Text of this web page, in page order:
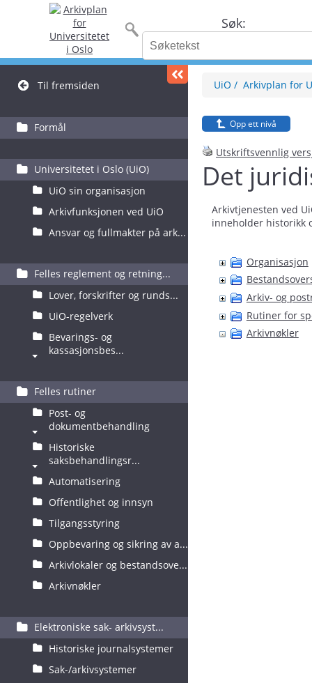
Søk:
Til fremsiden
Formål
Universitetet i Oslo (UiO)
UiO sin organisasjon
Arkivfunksjonen ved UiO
Ansvar og fullmakter på ark...
Felles reglement og retning...
Lover, forskrifter og runds...
UiO-regelverk
Bevarings- og
kassasjonsbes...
Felles rutiner
Post- og
dokumentbehandling
Historiske
saksbehandlingsr...
Automatisering
Offentlighet og innsyn
Tilgangsstyring
Oppbevaring og sikring av a...
Arkivlokaler og bestandsove...
Arkivnøkler
Elektroniske sak- arkivsyst...
Historiske journalsystemer
Sak-/arkivsystemer
UiO Arkivplan for
Opp ett nivå
Utskriftsvennlig
Det
Arkivtjenesten ved
inneholder historikk
Organisasjon
Arkiv- og
Rutiner for
Arkivnøkler